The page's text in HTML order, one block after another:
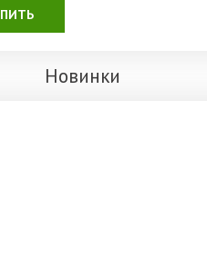
Новинки